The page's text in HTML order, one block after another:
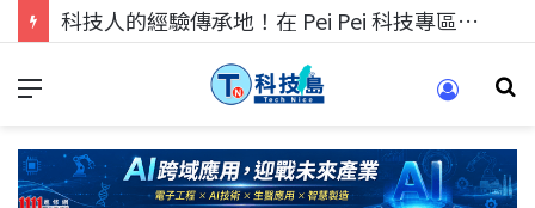
科技人的經驗傳承地！在 Pei Pei 科技專區，與學弟妹交流最硬核的技術